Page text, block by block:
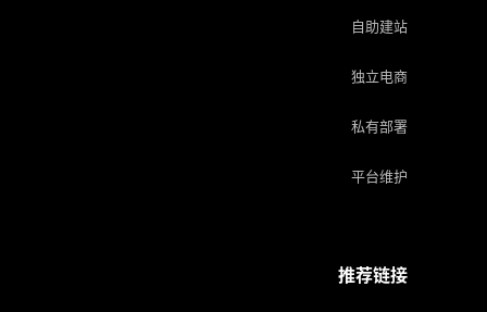
自助建站
独立电商
私有部署
平台维护
推荐链接